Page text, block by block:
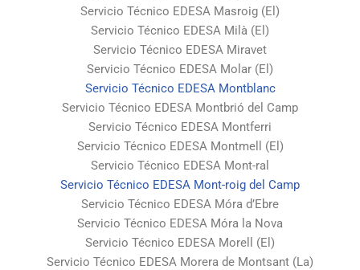
Servicio Técnico EDESA Masroig (El)
Servicio Técnico EDESA Milà (El)
Servicio Técnico EDESA Miravet
Servicio Técnico EDESA Molar (El)
Servicio Técnico EDESA Montblanc
Servicio Técnico EDESA Montbrió del Camp
Servicio Técnico EDESA Montferri
Servicio Técnico EDESA Montmell (El)
Servicio Técnico EDESA Mont-ral
Servicio Técnico EDESA Mont-roig del Camp
Servicio Técnico EDESA Móra d’Ebre
Servicio Técnico EDESA Móra la Nova
Servicio Técnico EDESA Morell (El)
Servicio Técnico EDESA Morera de Montsant (La)